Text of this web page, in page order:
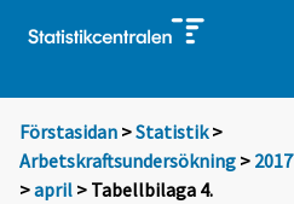
Förstasidan >Statistik >
Arbetskraftsundersökning > 2017
>april > Tabellbilaga 4.